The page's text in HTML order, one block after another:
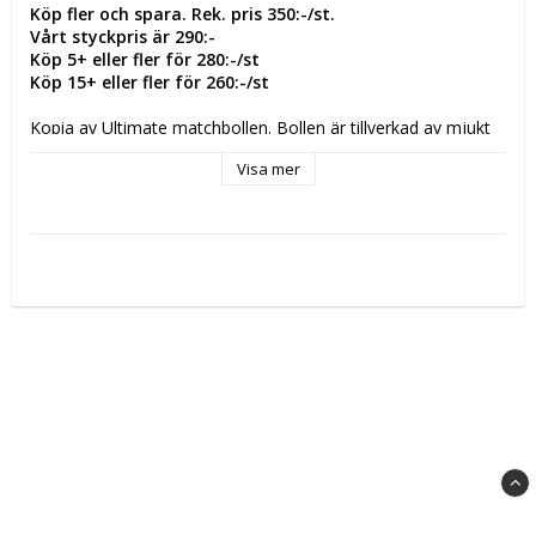
Köp fler och spara. Rek. pris 350:-/st.
Vårt styckpris är 290:-
Köp 5+ eller fler för 280:-/st
Köp 15+ eller fler för 260:-/st
Kopia av Ultimate matchbollen. Bollen är tillverkad av mjukt
garanterar ett bra grepp. Inuti säkerställer en Zero-Wing-
Visa mer